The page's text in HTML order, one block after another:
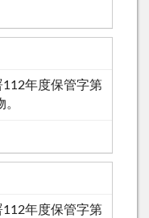
年度保管字第
年度保管字第